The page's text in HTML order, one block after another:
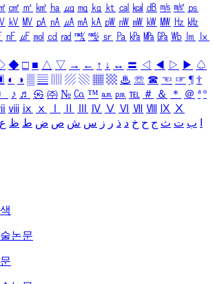
㎠ ㎡ ㎢ ㏊ ㎍ ㎎ ㎏ ㏏ ㎈ ㎉ ㏈ ㎧ ㎨ ㎰
㎸ ㎹ ㎀ ㎁ ㎂ ㎃ ㎄ ㎺ ㎻ ㎽ ㎾ ㎿ ㎐ ㎑
㎋ ㎌ ㏖ ㏅ ㎭ ㎮ ㎯ ㏛ ㎩ ㎪ ㎫ ㎬ ㏝ ㏐
㏓
◆ □ ■ △ ▽ → ← ↑ ↓ ↔ 〓 ◁ ◀ ▷ ▶ ♤
◐ ◑ ▒ ▤ ▨ ▧ ▦ ▩ ♨ ☏ ☎ ☜ ☞ ¶ †
♪ ♬ ㉿ ㈜ № ㏇ ™ ㏂ ㏘ ℡ ＃ ＆ ＊ ＠ ª º
ⅷ ⅸ ⅹ Ⅳ Ⅴ Ⅵ Ⅶ Ⅷ Ⅸ Ⅹ
ب ت ث ج ح خ د ذ ر ز س ش ص ض ط ظ ع
논문